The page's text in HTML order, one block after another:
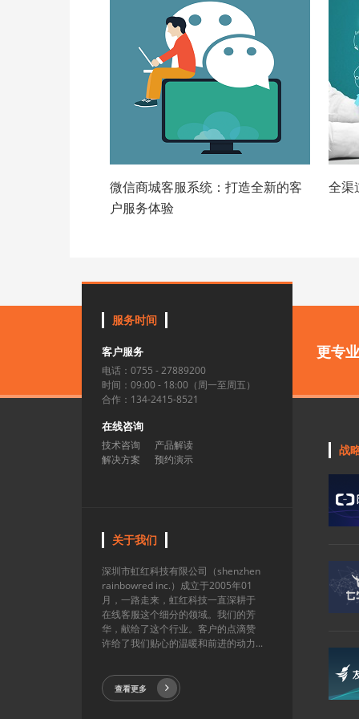
微信商城客服系统：打造全新的客
户服务体验
全渠
更专
服务时间
客户服务
电话：0755 - 27889200
时间：09:00 - 18:00（周一至周五）
合作：134-2415-8521
在线咨询
技术咨询
产品解读
解决方案
预约演示
关于我们
深圳市虹红科技有限公司（shenzhen
rainbowred inc.）成立于2005年01
月，一路走来，虹红科技一直深耕于
在线客服这个细分的领域。我们的芳
华，献给了这个行业。客户的点滴赞
许给了我们贴心的温暖和前进的动力...
查看更多
战